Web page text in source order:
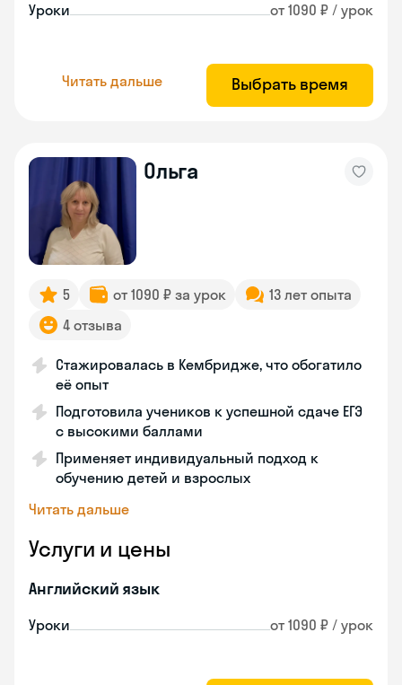
Уроки от 1090 ₽ / урок
Читать дальше Выбрать время
Ольга
5 от 1090 ₽ за урок
13 лет опыта
4 отзыва
Стажировалась в Кембридже, что обогатило
её опыт
Подготовила учеников к успешной сдаче ЕГЭ
с высокими баллами
Применяет индивидуальный подход к
обучению детей и взрослых
Читать дальше
Услуги и цены
Английский язык
Уроки от 1090 ₽ / урок